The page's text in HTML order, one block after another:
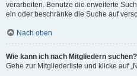
verarbeiten. Benutze die erweiterte
ein oder beschränke die Suche auf
Nach oben
Wie kann ich nach Mitgliedern suchen?
Gehe zur Mitgliederliste und klicke auf